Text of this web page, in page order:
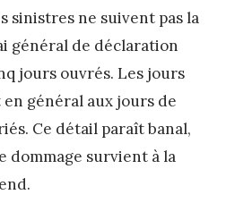
sinistres ne suivent pas la
général de déclaration
jours ouvrés. Les jours
général aux jours de
Ce détail paraît banal,
dommage survient à la